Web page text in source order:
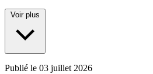
Voir plus
Publié le 03 juillet 2026